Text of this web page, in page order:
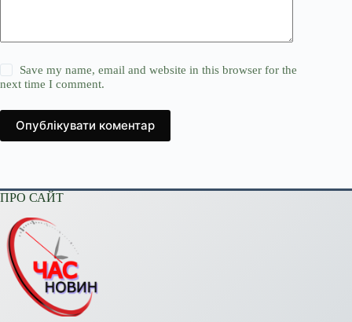
Save my name, email and website in this browser for the
next time I comment.
Опублікувати коментар
ПРО САЙТ